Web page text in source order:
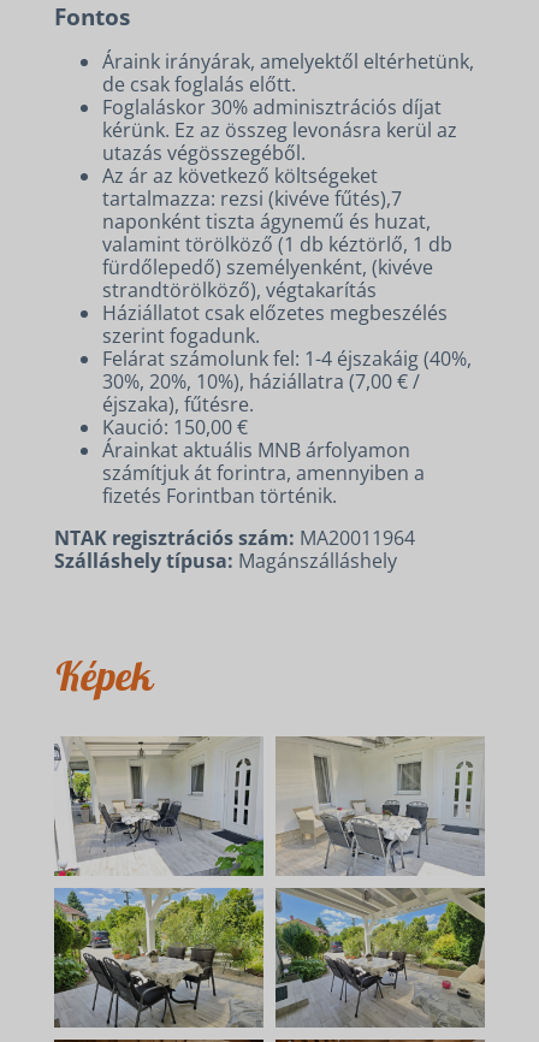
Fontos
Áraink irányárak, amelyektől eltérhetünk,
de csak foglalás előtt.
Foglaláskor 30% adminisztrációs díjat
kérünk. Ez az összeg levonásra kerül az
utazás végösszegéből.
Az ár az következő költségeket
tartalmazza: rezsi (kivéve fűtés),7
naponként tiszta ágynemű és huzat,
valamint törölköző (1 db kéztörlő, 1 db
fürdőlepedő) személyenként, (kivéve
strandtörölköző), végtakarítás
Háziállatot csak előzetes megbeszélés
szerint fogadunk.
Felárat számolunk fel: 1-4 éjszakáig (40%,
30%, 20%, 10%), háziállatra (7,00 € /
éjszaka), fűtésre.
Kaució: 150,00 €
Árainkat aktuális MNB árfolyamon
számítjuk át forintra, amennyiben a
fizetés Forintban történik.
NTAK regisztrációs szám: MA20011964
Szálláshely típusa: Magánszálláshely
Képek